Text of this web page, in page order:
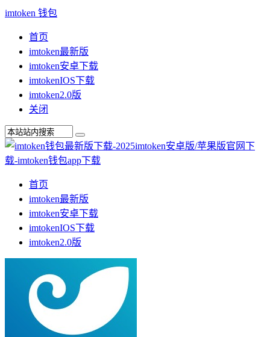
imtoken 钱包
首页
imtoken最新版
imtoken安卓下载
imtokenIOS下载
imtoken2.0版
关闭
首页
imtoken最新版
imtoken安卓下载
imtokenIOS下载
imtoken2.0版